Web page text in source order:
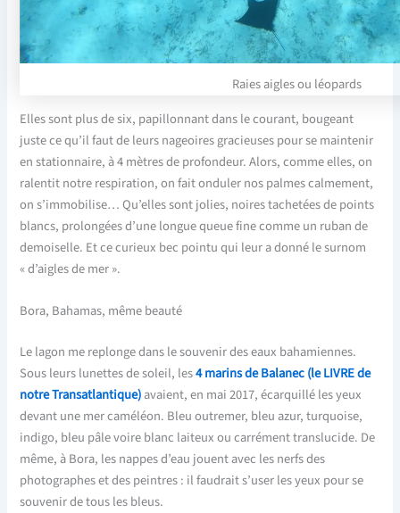
Raies aigles ou léopards
Elles sont plus de six, papillonnant dans le courant, bougeant
juste ce qu’il faut de leurs nageoires gracieuses pour se maintenir
en stationnaire, à 4 mètres de profondeur. Alors, comme elles, on
ralentit notre respiration, on fait onduler nos palmes calmement,
on s’immobilise… Qu’elles sont jolies, noires tachetées de points
blancs, prolongées d’une longue queue fine comme un ruban de
demoiselle. Et ce curieux bec pointu qui leur a donné le surnom
« d’aigles de mer ».
Bora, Bahamas, même beauté
Le lagon me replonge dans le souvenir des eaux bahamiennes.
Sous leurs lunettes de soleil, les4 marins de Balanec (le LIVRE de
notre Transatlantique)avaient, en mai 2017, écarquillé les yeux
devant une mer caméléon. Bleu outremer, bleu azur, turquoise,
indigo, bleu pâle voire blanc laiteux ou carrément translucide. De
même, à Bora, les nappes d’eau jouent avec les nerfs des
photographes et des peintres : il faudrait s’user les yeux pour se
souvenir de tous les bleus.